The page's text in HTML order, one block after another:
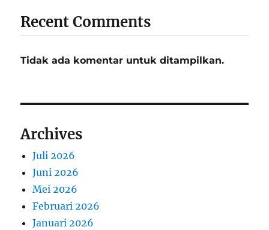
Recent Comments
Tidak ada komentar untuk ditampilkan.
Archives
Juli 2026
Juni 2026
Mei 2026
Februari 2026
Januari 2026